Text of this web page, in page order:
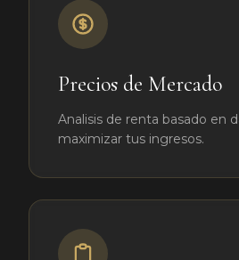
Precios de Mercado
Analisis de renta basado en
maximizar tus ingresos.